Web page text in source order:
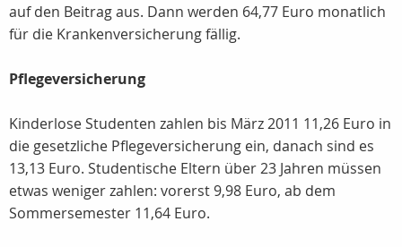
auf den Beitrag aus. Dann werden 64,77 Euro monatlich
für die Krankenversicherung fällig.
Pflegeversicherung
Kinderlose Studenten zahlen bis März 2011 11,26 Euro in
die gesetzliche Pflegeversicherung ein, danach sind es
13,13 Euro. Studentische Eltern über 23 Jahren müssen
etwas weniger zahlen: vorerst 9,98 Euro, ab dem
Sommersemester 11,64 Euro.